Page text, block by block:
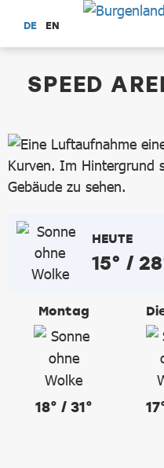
Zum Hauptinhalt springen
DE EN
SPEED
HEUTE
15° /
Montag
18° / 31°